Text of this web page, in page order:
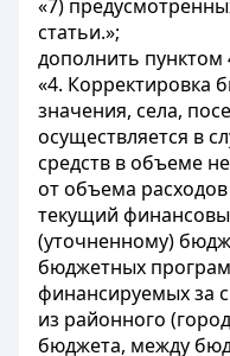
«7)
статьи.»;
дополнить
«4. Корректировка
значения, села,
осуществляется в
средств в объеме
от объема
текущий
(уточненному)
бюджетных
финансируемых за
из районного
бюджета, между